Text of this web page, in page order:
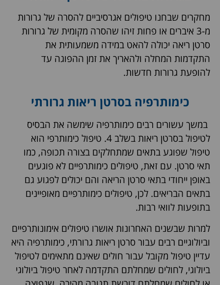
מחקרים שבחנו טיפולים אגרסיביים להסרה של גרורות
מ-3 איברים או פחות זיהו שהסרה מקומית של גרורות
סרטן ריאה יכולה להאט במידה משמעותית את
התקדמות המחלה ולהאריך את זמן ההפוגה עד
להופעת גרורות חדשות.
כימותרפיה בסרטן ריאות גרורתי
במשך עשורים רבים כימותרפיה שימשה את הבסיס
לטיפול בסרטן ריאות בשלב 4. טיפול כימותרפי הוא
טיפול שפוגע בתאים שמתחלקים בצורה תכופה, כמו
תאי סרטן. עם זאת, טיפולים כימותרפיים לא פוגעים
באופן ייחודי בתאי סרטן הריאה והם יכולים לפגוע גם
בתאים הבריאים. לכן, טיפולים כימותרפיים מאופיינים
בתופעות לוואי רבות.
למרות שבשנים האחרונות אושרו טיפולים אימונותרפיים
וביולוגיים רבים עבור סרטן ריאות גרורתי, כימותרפיה היא
עדיין טיפול מקובל עבור חולים שאינם מתאימים לטיפול
ביולוגי, לחולים שמחלתם התקדמה לאחר טיפול ביולוגי